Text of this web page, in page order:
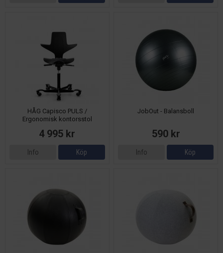
HÅG Capisco PULS /
Ergonomisk kontorsstol
4 995 kr
Info Köp
JobOut - Balansboll
590 kr
Info Köp